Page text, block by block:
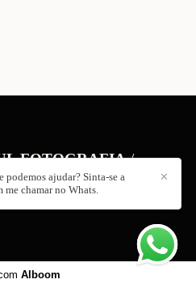
FOTOGRAFIA/
✕
podemos ajudar? Sinta-se a
me chamar no Whats.
Alboom